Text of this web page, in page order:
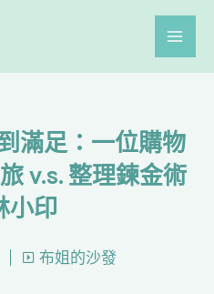
滿足：一位購物
v.s. 整理鍊金術
小印
布姐的沙發